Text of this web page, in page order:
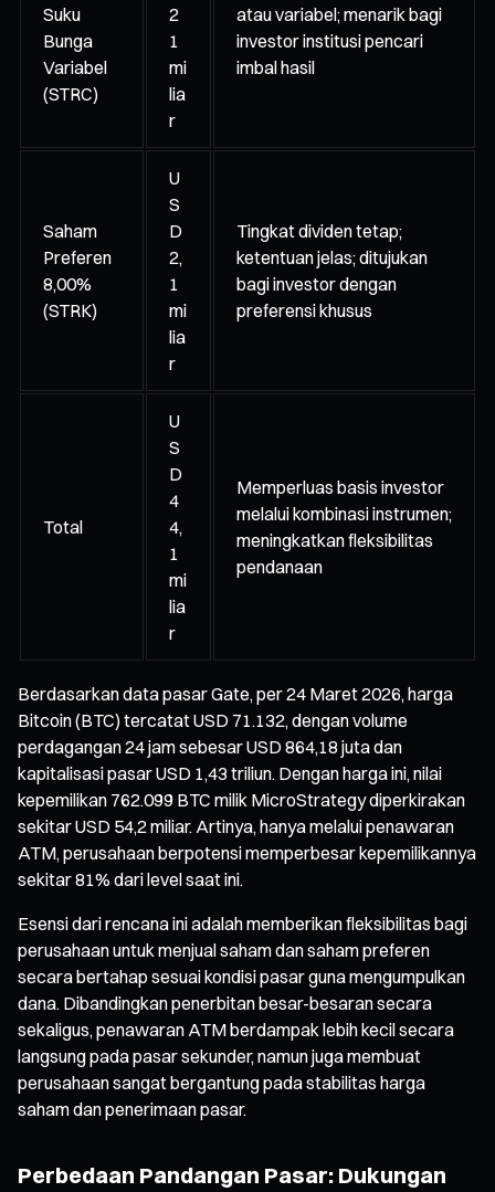
Suku
Bunga
Variabel
(STRC)
2
1
mi
lia
r
atau variabel; menarik bagi
investor institusi pencari
imbal hasil
Saham
Preferen
8,00%
(STRK)
U
S
D
2,
1
mi
lia
r
Tingkat dividen tetap;
ketentuan jelas; ditujukan
bagi investor dengan
preferensi khusus
Total
U
S
D
4
4,
1
mi
lia
r
Memperluas basis investor
melalui kombinasi instrumen;
meningkatkan fleksibilitas
pendanaan
Berdasarkan data pasar Gate, per 24 Maret 2026, harga
Bitcoin (BTC) tercatat USD 71.132, dengan volume
perdagangan 24 jam sebesar USD 864,18 juta dan
kapitalisasi pasar USD 1,43 triliun. Dengan harga ini, nilai
kepemilikan 762.099 BTC milik MicroStrategy diperkirakan
sekitar USD 54,2 miliar. Artinya, hanya melalui penawaran
ATM, perusahaan berpotensi memperbesar kepemilikannya
sekitar 81% dari level saat ini.
Esensi dari rencana ini adalah memberikan fleksibilitas bagi
perusahaan untuk menjual saham dan saham preferen
secara bertahap sesuai kondisi pasar guna mengumpulkan
dana. Dibandingkan penerbitan besar-besaran secara
sekaligus, penawaran ATM berdampak lebih kecil secara
langsung pada pasar sekunder, namun juga membuat
perusahaan sangat bergantung pada stabilitas harga
saham dan penerimaan pasar.
Perbedaan Pandangan Pasar: Dukungan